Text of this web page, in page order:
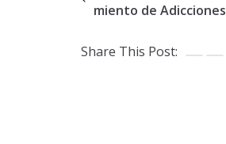
miento de Adicciones
Share This Post: